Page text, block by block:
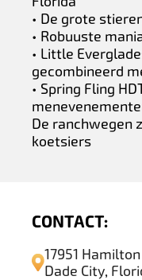
• De grote
• Robuuste
• Little
gecombineerd
• Spring Fling
De ranchwegen
koetsiers
CONTACT:
17951 Hamilton
Dade City,